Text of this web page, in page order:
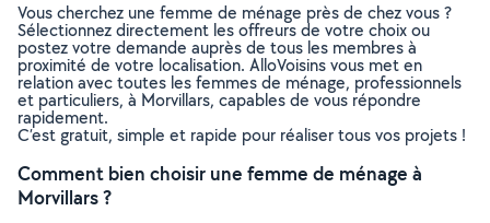
Vous cherchez une femme de ménage près de chez vous ?
Sélectionnez directement les offreurs de votre choix ou
postez votre demande auprès de tous les membres à
proximité de votre localisation. AlloVoisins vous met en
relation avec toutes les femmes de ménage, professionnels
et particuliers, à Morvillars, capables de vous répondre
rapidement.
C’est gratuit, simple et rapide pour réaliser tous vos projets !
Comment bien choisir une femme de ménage à
Morvillars ?